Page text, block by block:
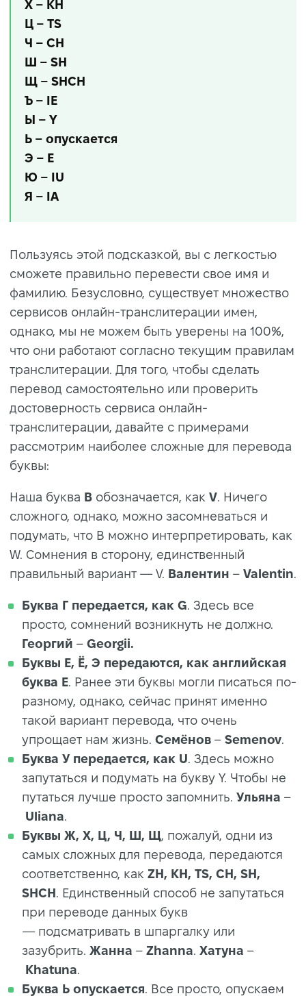
Х – KH
Ц – TS
Ч – CH
Ш – SH
Щ – SHCH
Ъ – IE
Ы – Y
Ь – опускается
Э – E
Ю – IU
Я – IA
Пользуясь этой подсказкой, вы с легкостью
сможете правильно перевести свое имя и
фамилию. Безусловно, существует множество
сервисов онлайн-транслитерации имен,
однако, мы не можем быть уверены на 100%,
что они работают согласно текущим правилам
транслитерации. Для того, чтобы сделать
перевод самостоятельно или проверить
достоверность сервиса онлайн-
транслитерации, давайте с примерами
рассмотрим наиболее сложные для перевода
буквы:
Наша буква B обозначается, как V. Ничего
сложного, однако, можно засомневаться и
подумать, что В можно интерпретировать, как
W. Сомнения в сторону, единственный
правильный вариант — V. Валентин – Valentin.
Буква Г передается, как G. Здесь все
просто, сомнений возникнуть не должно.
Георгий – Georgii.
Буквы Е, Ё, Э передаются, как английская
буква E. Ранее эти буквы могли писаться по-
разному, однако, сейчас принят именно
такой вариант перевода, что очень
упрощает нам жизнь. Семёнов – Semenov.
Буква У передается, как U. Здесь можно
запутаться и подумать на букву Y. Чтобы не
путаться лучше просто запомнить. Ульяна –
Uliana.
Буквы Ж, Х, Ц, Ч, Ш, Щ, пожалуй, одни из
самых сложных для перевода, передаются
соответственно, как ZH, KH, TS, CH, SH,
SHCH. Единственный способ не запутаться
при переводе данных букв
— подсматривать в шпаргалку или
зазубрить. Жанна – Zhanna. Хатуна –
Khatuna.
Буква Ь опускается. Все просто, опускаем